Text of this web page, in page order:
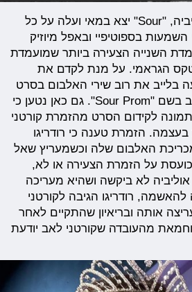
אלבום הבכורה של אוליביה, "Sour" יצא במאי ועלה על כל
בספוטיפיי ובאפל מיוזיק
השנייה הצעירה ביותר שמועמדת
הגראמי. על מנת לקדם את
בלייב את רוב שירי האלבום בסרט
ששודר בשידור חי ביוטיוב בשם "Sour Prom". גם כאן נטען כי
לקידום הסרט מהזמרת קורטני
בעצמה. הזמרת טענה כי רודריגו
האלבום שלה וכשמעריץ שאל
על הזמרת הצעירה או לא,
לא ביקשה ושהיא מעריכה
להאשמה, רודריגו הגיבה לקורטני
אותה ובריאיון שהתקיים לאחר
מהעובדה שקורטני לאב יודעת